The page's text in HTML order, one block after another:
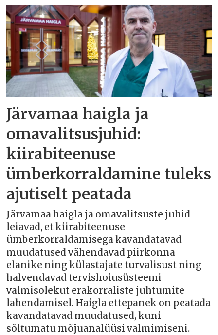
Järvamaa haigla ja
omavalitsusjuhid:
kiirabiteenuse
ümberkorraldamine tuleks
ajutiselt peatada
Järvamaa haigla ja omavalitsuste juhid
leiavad, et kiirabiteenuse
ümberkorraldamisega kavandatavad
muudatused vähendavad piirkonna
elanike ning külastajate turvalisust ning
halvendavad tervishoiusüsteemi
valmisolekut erakorraliste juhtumite
lahendamisel. Haigla ettepanek on peatada
kavandatavad muudatused, kuni
sõltumatu mõjuanalüüsi valmimiseni.